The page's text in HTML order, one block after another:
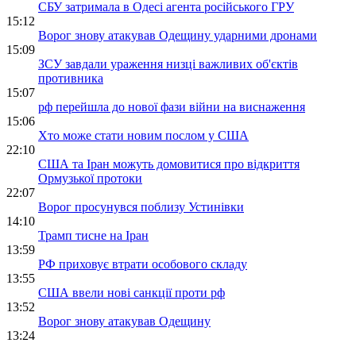
СБУ затримала в Одесі агента російського ГРУ
15:12
Ворог знову атакував Одещину ударними дронами
15:09
ЗСУ завдали ураження низці важливих об'єктів
противника
15:07
рф перейшла до нової фази війни на виснаження
15:06
Хто може стати новим послом у США
22:10
США та Іран можуть домовитися про відкриття
Ормузької протоки
22:07
Ворог просунувся поблизу Устинівки
14:10
Трамп тисне на Іран
13:59
РФ приховує втрати особового складу
13:55
США ввели нові санкції проти рф
13:52
Ворог знову атакував Одещину
13:24